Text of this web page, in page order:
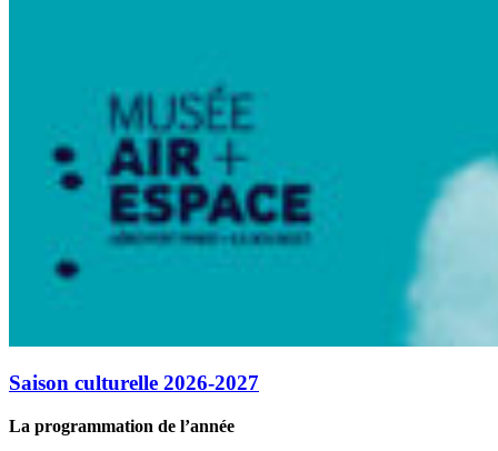
Saison culturelle 2026-2027
La programmation de l’année